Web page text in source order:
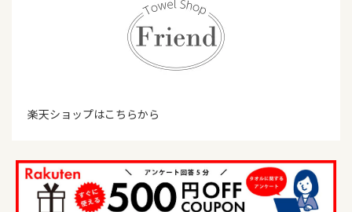
楽天ショップはこちらから